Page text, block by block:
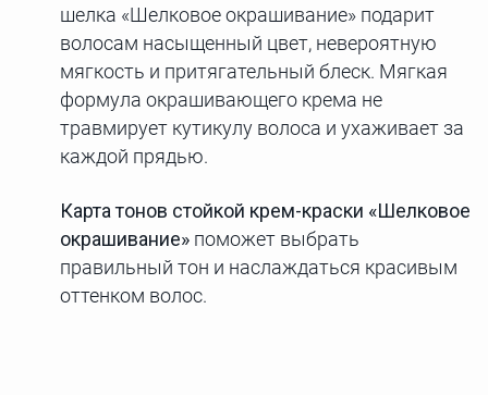
шелка «Шелковое окрашивание» подарит
волосам насыщенный цвет, невероятную
мягкость и притягательный блеск. Мягкая
формула окрашивающего крема не
травмирует кутикулу волоса и ухаживает за
каждой прядью.
Карта тонов стойкой крем-краски «Шелковое
окрашивание» поможет выбрать
правильный тон и наслаждаться красивым
оттенком волос.